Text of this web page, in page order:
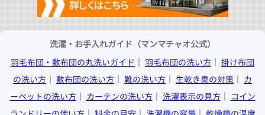
洗濯・お手入れガイド（マンマチャオ公式）
羽毛布団・敷布団の丸洗いガイド
羽毛布団の洗い方
掛け布団
の洗い方
敷布団の洗い方 靴の洗い方 生乾き臭の対策
カ
ーペットの洗い方│ カーテンの洗い方│ 洗濯表示の見方│
コイン